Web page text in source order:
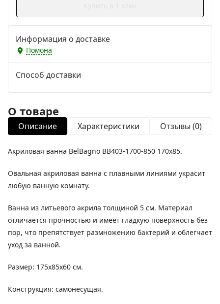
Информация о доставке
Помона
Способ доставки
О товаре
Описание Характеристики Отзывы (0)
Акриловая ванна BelBagno BB403-1700-850 170х85.
Овальная акриловая ванна с плавными линиями украсит
любую ванную комнату.
Ванна из литьевого акрила толщиной 5 см. Материал
отличается прочностью и имеет гладкую поверхность без
пор, что препятствует размножению бактерий и облегчает
уход за ванной.
Размер: 175x85x60 см.
Конструкция: самонесущая.